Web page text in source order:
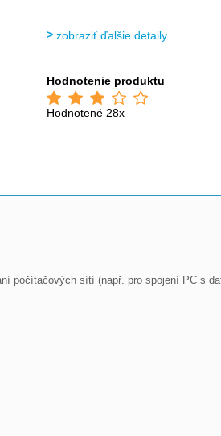
zobraziť ďalšie detaily
Hodnotenie produktu
Hodnotené 28x
počítačových sítí (např. pro spojení PC s